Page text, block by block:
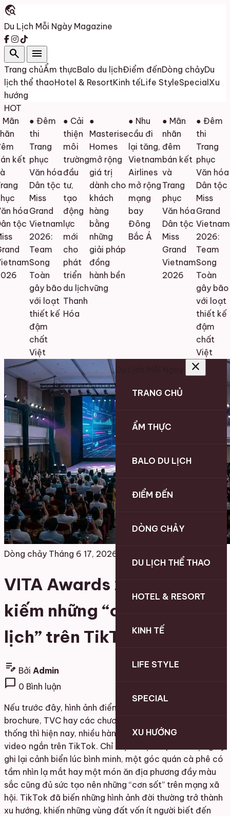
travel_explore
Du Lịch Mỗi Ngày Magazine
search menu
Trang chủẨm thựcBalo du lịchĐiểm đếnDòng chảyDu
lịch thể thaoHotel & ResortKinh tếLife StyleSpecial Xu
hướng
HOT
kết
hóa
tộc
● Đêm
thi
Trang
phục
Văn hóa
Dân tộc
Miss
Grand
Vietnam
2026:
Team
Song
Toàn
gây bão
với loạt
thiết kế
đậm
chất
Việt
● Cải
thiện
môi
trường
đầu
tư,
tạo
động
lực
mới
cho
phát
triển
du lịch
Thanh
Hóa
●
Masterise
Homes
mở rộng
giá trị
dành cho
khách
hàng
bằng
những
giải pháp
đồng
hành bền
vững
● Nhu
cầu đi
lại tăng,
Vietnam
Airlines
mở rộng
mạng
bay
Đông
Bắc Á
● Mãn
nhãn
đêm
bán kết
và
Trang
phục
Văn hóa
Dân tộc
Miss
Grand
Vietnam
2026
● Đêm
thi
Trang
phục
Văn hóa
Dân tộc
Miss
Grand
Vietnam
2026:
Team
Song
Toàn
gây bão
với loạt
thiết kế
đậm
chất
Việt
close
TRANG CHỦ
ẨM THỰC
BALO DU LỊCH
ĐIỂM ĐẾN
DÒNG CHẢY
DU LỊCH THỂ THAO
HOTEL & RESORT
KINH TẾ
LIFE STYLE
SPECIAL
XU HƯỚNG
Dòng chảy Tháng 6 17, 2026
VITA Awards 2026: Tìm
kiếm những “cơn sốt du
lịch” trên TikTok
edit_note Bởi Admin
chat_bubble 0 Bình luận
Nếu trước đây, hình ảnh điểm đến thường xuất hiện qua
brochure, TVC hay các chương trình quảng bá truyền
thống thì hiện nay, nhiều hành trình lại bắt đầu từ những
video ngắn trên TikTok. Chỉ một đoạn clip vài chục giây
ghi lại cảnh biển lúc bình minh, một góc quán cà phê có
tầm nhìn lạ mắt hay một món ăn địa phương đầy màu
sắc cũng đủ sức tạo nên những “cơn sốt” trên mạng xã
hội. TikTok đã biến những hình ảnh đời thường trở thành
xu hướng, khiến những vùng đất vốn ít người biết đến